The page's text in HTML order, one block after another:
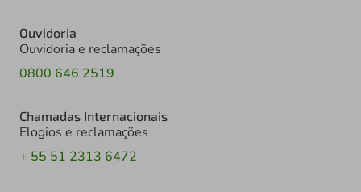
Ouvidoria
Ouvidoria e reclamações
0800 646 2519
Chamadas Internacionais
Elogios e reclamações
+ 55 51 2313 6472